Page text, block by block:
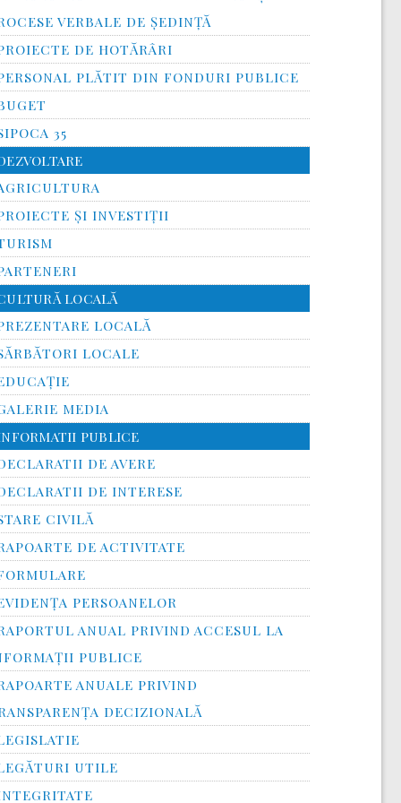
VERBALE DE ȘEDINȚĂ
DE HOTĂRÂRI
PLĂTIT DIN FONDURI PUBLICE
35
ȘI INVESTIȚII
LOCALĂ
LOCALĂ
LOCALE
MEDIA
PUBLICE
DE AVERE
DE INTERESE
CIVILĂ
DE ACTIVITATE
PERSOANELOR
ANUAL PRIVIND ACCESUL LA
PUBLICE
ANUALE PRIVIND
DECIZIONALĂ
UTILE